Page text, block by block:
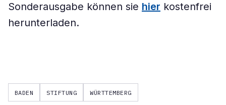
Sonderausgabe können sie hier kostenfrei
herunterladen.
BADEN STIFTUNG WÜRTTEMBERG